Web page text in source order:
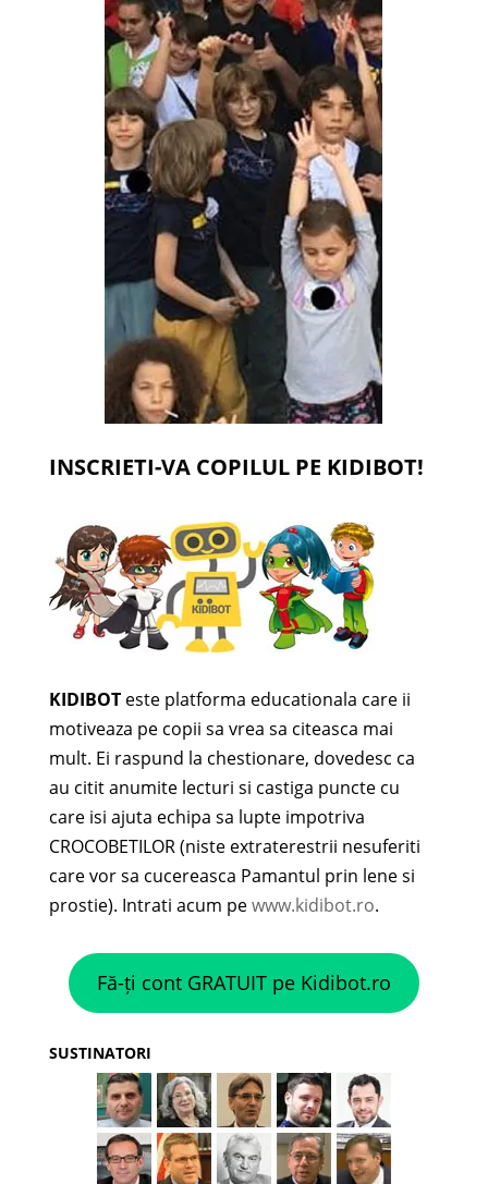
INSCRIETI-VA COPILUL PE KIDIBOT!
KIDIBOTeste platforma educationala care ii
motiveaza pe copii sa vrea sa citeasca mai
mult. Ei raspund la chestionare, dovedesc ca
au citit anumite lecturi si castiga puncte cu
care isi ajuta echipa sa lupte impotriva
CROCOBETILOR (niste extraterestrii nesuferiti
care vor sa cucereasca Pamantul prin lene si
prostie). Intrati acum pewww.kidibot.ro.
Fă-ți cont GRATUIT pe Kidibot.ro
SUSTINATORI